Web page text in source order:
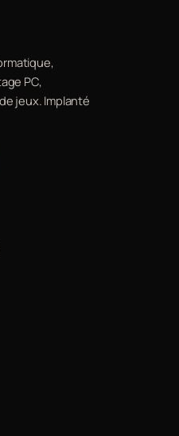
PC,
jeux. Implanté